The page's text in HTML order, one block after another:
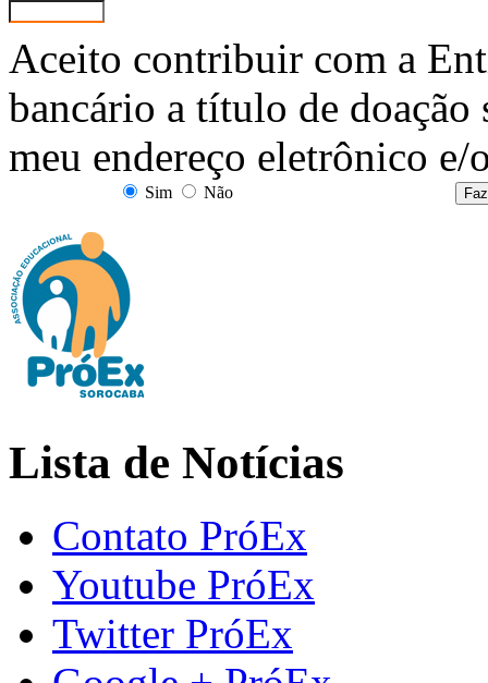
Aceito contribuir com a
bancário a título de doação
meu endereço eletrônico e/
Sim Não
Lista de Notícias
Contato PróEx
Youtube PróEx
Twitter PróEx